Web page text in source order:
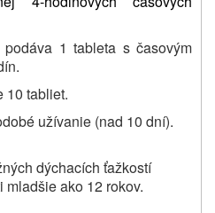
1 tableta s časovým
10 tabliet.
užívanie (nad 10 dní).
dýchacích ťažkostí
ako 12 rokov.